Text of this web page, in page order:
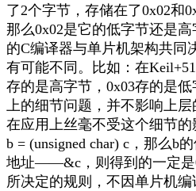
了2个字节，存储在了0x02和
那么0x02是它的低字节还是
的C编译器与单片机架构共同
有可能不同。比如：在Keil+51
存的是高字节， 0x03存的是低
上的细节问题，并不影响上
在应用上丝毫不受这个细节
b = (unsigned char) c ，那么b
地址——&c ，则得到的一定是
所决定的规则，不因单片机编